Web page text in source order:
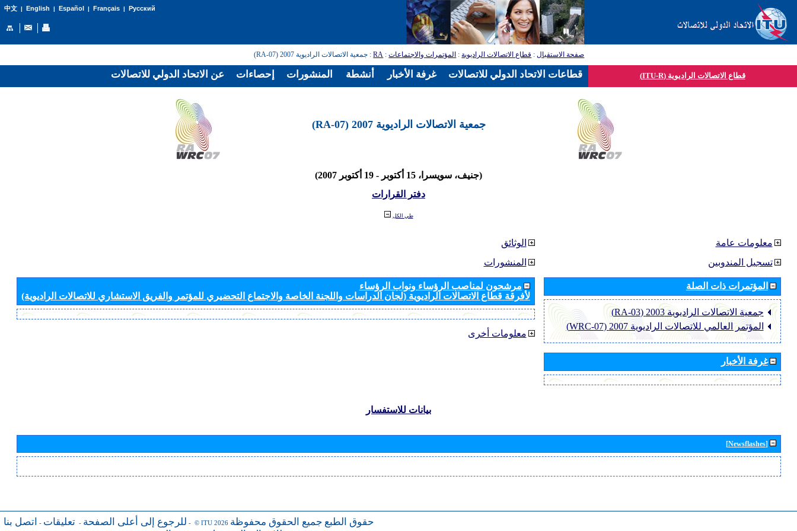
中文| English | Español | Français| Русский
صفحة الاستقبال: قطاع الاتصالات الراديوية: المؤتمرات والاجتماعات:
RA: جمعية الاتصالات الراديوية 2007 (RA-07)
قطاع الاتصالات الراديوية (ITU-R)
جمعية الاتصالات الراديوية 2007 (RA-07)
(جنيف، سويسرا، 15 أكتوبر - 19 أكتوبر 2007)
دفتر القرارات
طي الكل
الوثائق
المنشورات
مرشحون لمناصب الرؤساء ونواب الرؤساء
لأفرقة قطاع الاتصالات الراديوية (لجان الدراسات واللجنة الخاصة والاجتماع التحضيري للمؤتمر والفريق الاستشاري للاتصالات الراديوية)
معلومات أخرى
معلومات عامة
تسجيل المندوبين
المؤتمرات ذات الصلة
جمعية الاتصالات الراديوية 2003 (RA-03)
المؤتمر العالمي للاتصالات الراديوية 2007 (WRC-07)
غرفة الأخبار
بيانات للاستفسار
[Newsflashes]
للرجوع إلى أعلى الصفحة - تعليقات - اتصل بنا - © ITU 2026 حقوق الطبع جميع الحقوق محفوظة
عن الاتحاد الدولي للاتصالات إحصاءات المنشورات أنشطة غرفة الأخبار قطاعات الاتحاد الدولي للاتصالات